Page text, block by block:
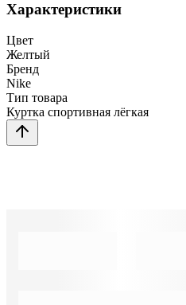
Характеристики
Цвет
Желтый
Бренд
Nike
Тип товара
Куртка спортивная лёгкая